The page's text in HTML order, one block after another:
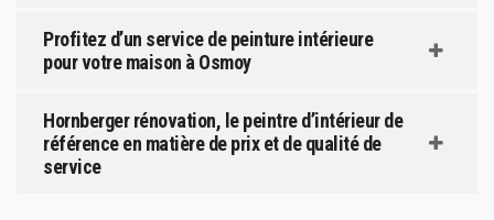
Profitez d’un service de peinture intérieure
pour votre maison à Osmoy
Hornberger rénovation, le peintre d’intérieur de
référence en matière de prix et de qualité de
service